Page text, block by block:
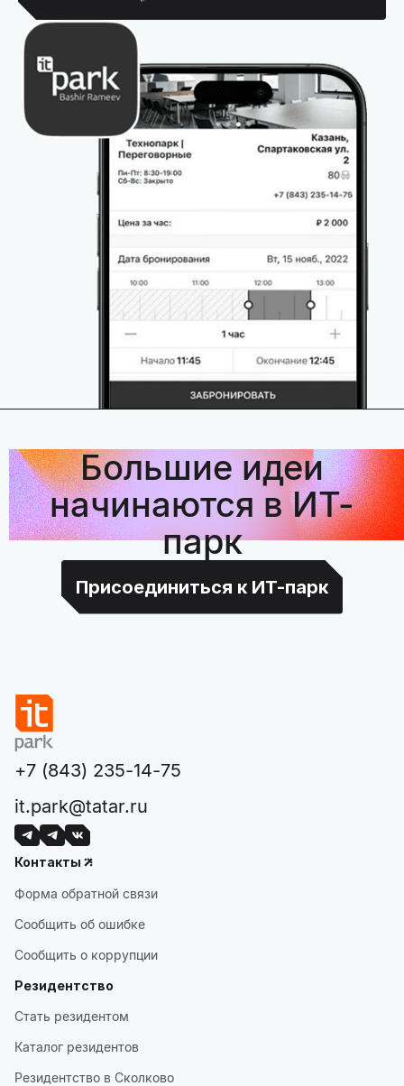
Большие идеи
начинаются в ИТ-
парк
Присоединиться к ИТ-парк
+7 (843) 235-14-75
it.park@tatar.ru
Контакты
Форма обратной связи
Сообщить об ошибке
Сообщить о коррупции
Резидентство
Стать резидентом
Каталог резидентов
Резидентство в Сколково